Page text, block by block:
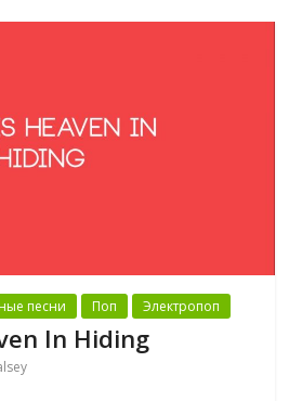
песни Поп Электропоп
In Hiding